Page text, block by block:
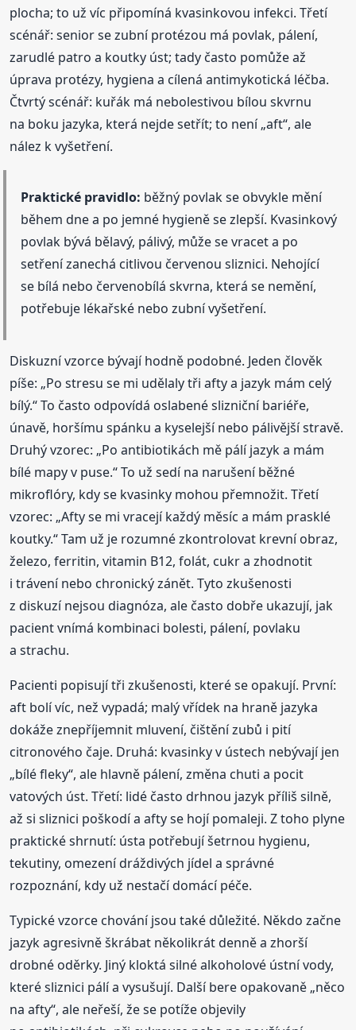
plocha; to už víc připomíná kvasinkovou infekci. Třetí
scénář: senior se zubní protézou má povlak, pálení,
zarudlé patro a koutky úst; tady často pomůže až
úprava protézy, hygiena a cílená antimykotická léčba.
Čtvrtý scénář: kuřák má nebolestivou bílou skvrnu
na boku jazyka, která nejde setřít; to není „aft“, ale
nález k vyšetření.
Praktické pravidlo: běžný povlak se obvykle mění
během dne a po jemné hygieně se zlepší. Kvasinkový
povlak bývá bělavý, pálivý, může se vracet a po
setření zanechá citlivou červenou sliznici. Nehojící
se bílá nebo červenobílá skvrna, která se nemění,
potřebuje lékařské nebo zubní vyšetření.
Diskuzní vzorce bývají hodně podobné. Jeden člověk
píše: „Po stresu se mi udělaly tři afty a jazyk mám celý
bílý.“ To často odpovídá oslabené slizniční bariéře,
únavě, horšímu spánku a kyselejší nebo pálivější stravě.
Druhý vzorec: „Po antibiotikách mě pálí jazyk a mám
bílé mapy v puse.“ To už sedí na narušení běžné
mikroflóry, kdy se kvasinky mohou přemnožit. Třetí
vzorec: „Afty se mi vracejí každý měsíc a mám prasklé
koutky.“ Tam už je rozumné zkontrolovat krevní obraz,
železo, ferritin, vitamin B12, folát, cukr a zhodnotit
i trávení nebo chronický zánět. Tyto zkušenosti
z diskuzí nejsou diagnóza, ale často dobře ukazují, jak
pacient vnímá kombinaci bolesti, pálení, povlaku
a strachu.
Pacienti popisují tři zkušenosti, které se opakují. První:
aft bolí víc, než vypadá; malý vřídek na hraně jazyka
dokáže znepříjemnit mluvení, čištění zubů i pití
citronového čaje. Druhá: kvasinky v ústech nebývají jen
„bílé fleky“, ale hlavně pálení, změna chuti a pocit
vatových úst. Třetí: lidé často drhnou jazyk příliš silně,
až si sliznici poškodí a afty se hojí pomaleji. Z toho plyne
praktické shrnutí: ústa potřebují šetrnou hygienu,
tekutiny, omezení dráždivých jídel a správné
rozpoznání, kdy už nestačí domácí péče.
Typické vzorce chování jsou také důležité. Někdo začne
jazyk agresivně škrábat několikrát denně a zhorší
drobné oděrky. Jiný kloktá silné alkoholové ústní vody,
které sliznici pálí a vysušují. Další bere opakovaně „něco
na afty“, ale neřeší, že se potíže objevily